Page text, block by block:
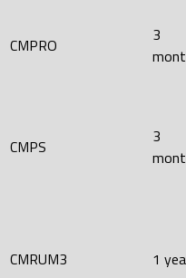
CMPRO
3
CMPS
3
CMRUM3 1